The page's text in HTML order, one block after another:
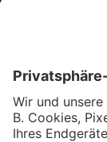
Das